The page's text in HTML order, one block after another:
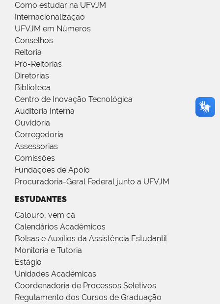
Como estudar na UFVJM
Internacionalização
UFVJM em Números
Conselhos
Reitoria
Pró-Reitorias
Diretorias
Biblioteca
Centro de Inovação Tecnológica
Auditoria Interna
Ouvidoria
Corregedoria
Assessorias
Comissões
Fundações de Apoio
Procuradoria-Geral Federal junto a UFVJM
ESTUDANTES
Calouro, vem cá
Calendários Acadêmicos
Bolsas e Auxílios da Assistência Estudantil
Monitoria e Tutoria
Estágio
Unidades Acadêmicas
Coordenadoria de Processos Seletivos
Regulamento dos Cursos de Graduação